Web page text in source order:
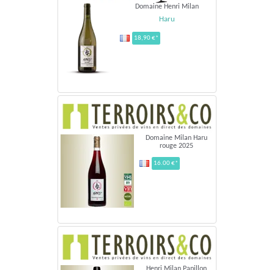
Domaine Henri Milan
Haru
18,90 €*
Domaine Milan Haru
rouge 2025
16.00 €*
Henri Milan Papillon